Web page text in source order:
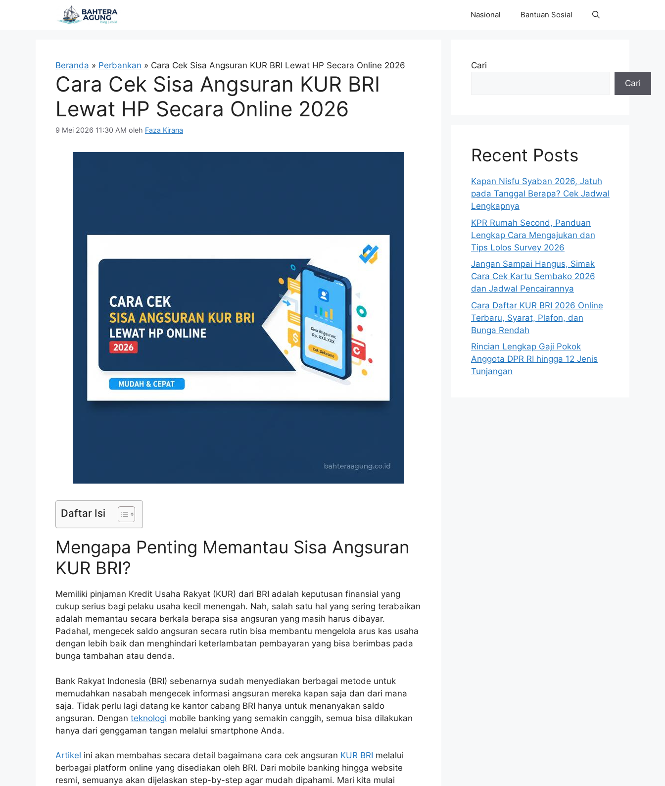
Nasional Bantuan Sosial
Beranda » Perbankan » Cara Cek Sisa Angsuran KUR BRI Lewat HP Secara Online 2026
Cara Cek Sisa Angsuran KUR BRI
Lewat HP Secara Online 2026
9 Mei 2026 11:30 AM oleh Faza Kirana
Daftar Isi
Mengapa Penting Memantau Sisa Angsuran
KUR BRI?
Memiliki pinjaman Kredit Usaha Rakyat (KUR) dari BRI adalah keputusan finansial yang
cukup serius bagi pelaku usaha kecil menengah. Nah, salah satu hal yang sering terabaikan
adalah memantau secara berkala berapa sisa angsuran yang masih harus dibayar.
Padahal, mengecek saldo angsuran secara rutin bisa membantu mengelola arus kas usaha
dengan lebih baik dan menghindari keterlambatan pembayaran yang bisa berimbas pada
bunga tambahan atau denda.
Bank Rakyat Indonesia (BRI) sebenarnya sudah menyediakan berbagai metode untuk
memudahkan nasabah mengecek informasi angsuran mereka kapan saja dan dari mana
saja. Tidak perlu lagi datang ke kantor cabang BRI hanya untuk menanyakan saldo
angsuran. Dengan teknologi mobile banking yang semakin canggih, semua bisa dilakukan
hanya dari genggaman tangan melalui smartphone Anda.
Artikel ini akan membahas secara detail bagaimana cara cek angsuran KUR BRI melalui
berbagai platform online yang disediakan oleh BRI. Dari mobile banking hingga website
resmi, semuanya akan dijelaskan step-by-step agar mudah dipahami. Mari kita mulai
Cari
Cari
Recent Posts
Kapan Nisfu Syaban 2026, Jatuh
pada Tanggal Berapa? Cek Jadwal
Lengkapnya
KPR Rumah Second, Panduan
Lengkap Cara Mengajukan dan
Tips Lolos Survey 2026
Jangan Sampai Hangus, Simak
Cara Cek Kartu Sembako 2026
dan Jadwal Pencairannya
Cara Daftar KUR BRI 2026 Online
Terbaru, Syarat, Plafon, dan
Bunga Rendah
Rincian Lengkap Gaji Pokok
Anggota DPR RI hingga 12 Jenis
Tunjangan